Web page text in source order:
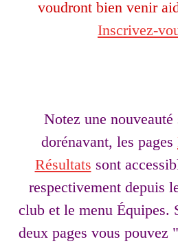
voudront bien venir
Inscrivez-
Notez une
dorénavant, les pages
Résultats sont
respectivement depuis
club et le menu Équipes.
deux pages vous